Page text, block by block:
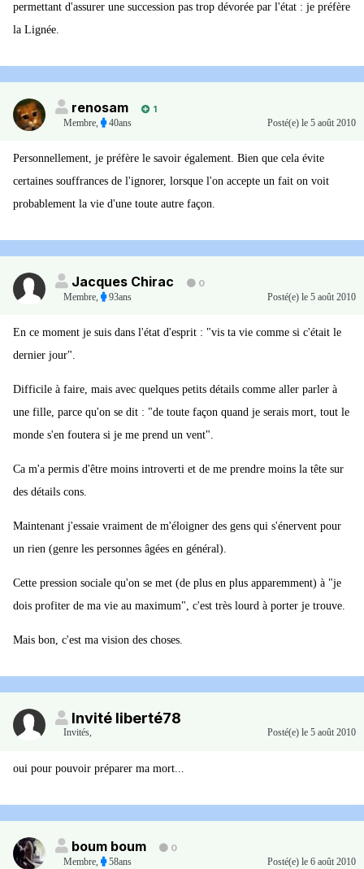
permettant d'assurer une succession pas trop dévorée par l'état : je préfère
la Lignée.
renosam
1
Membre, 40ans Posté(e) le 5 août 2010
Personnellement, je préfère le savoir également. Bien que cela évite
certaines souffrances de l'ignorer, lorsque l'on accepte un fait on voit
probablement la vie d'une toute autre façon.
Jacques Chirac
0
Membre, 93ans Posté(e) le 5 août 2010
En ce moment je suis dans l'état d'esprit : "vis ta vie comme si c'était le
dernier jour".
Difficile à faire, mais avec quelques petits détails comme aller parler à
une fille, parce qu'on se dit : "de toute façon quand je serais mort, tout le
monde s'en foutera si je me prend un vent".
Ca m'a permis d'être moins introverti et de me prendre moins la tête sur
des détails cons.
Maintenant j'essaie vraiment de m'éloigner des gens qui s'énervent pour
un rien (genre les personnes âgées en général).
Cette pression sociale qu'on se met (de plus en plus apparemment) à "je
dois profiter de ma vie au maximum", c'est très lourd à porter je trouve.
Mais bon, c'est ma vision des choses.
Invité liberté78
Invités, Posté(e) le 5 août 2010
oui pour pouvoir préparer ma mort...
boum boum
0
Membre, 58ans Posté(e) le 6 août 2010